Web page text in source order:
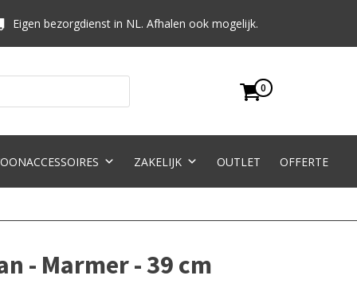
Eigen bezorgdienst in NL. Afhalen ook mogelijk.
0
ZAKELIJK OUTLET OFFERTE
- Marmer - 39 cm